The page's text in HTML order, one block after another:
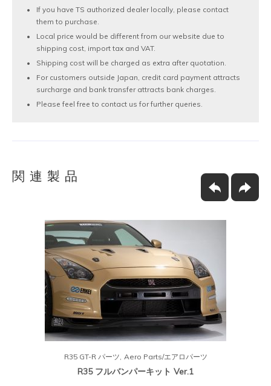
If you have TS authorized dealer locally, please contact
them to purchase.
Local price would be different from our website due to
shipping cost, import tax and VAT.
Shipping cost will be charged as extra after quotation.
For customers outside Japan, credit card payment attracts
surcharge and bank transfer attracts bank charges.
Please feel free to contact us for further queries.
関連製品
R35 GT-R パーツ Aero Parts/エアロパーツ
R35 フルバンパーキット Ver.1